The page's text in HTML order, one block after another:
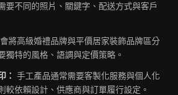
要不同的照片、關鍵字、配送方式與客戶
將高級婚禮品牌與平價居家裝飾品牌區分
獨特的風格、語調與定價策略。
： 手工產品通常需要客製化服務與個人化
較依賴設計、供應商與訂單履行設定。